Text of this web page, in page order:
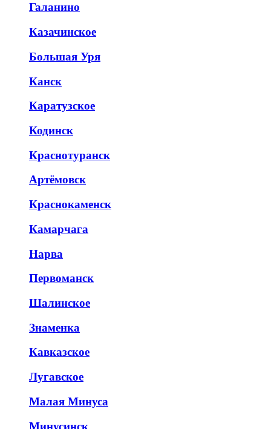
Галанино
Казачинское
Большая Уря
Канск
Каратузское
Кодинск
Краснотуранск
Артёмовск
Краснокаменск
Камарчага
Нарва
Первоманск
Шалинское
Знаменка
Кавказское
Лугавское
Малая Минуса
Минусинск